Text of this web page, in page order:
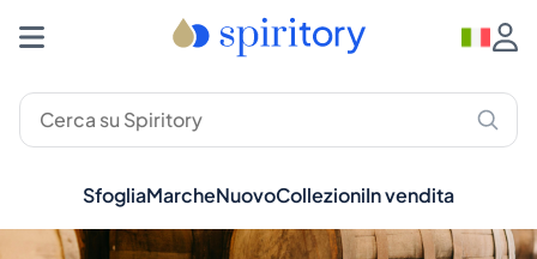
SfogliaMarcheNuovoCollezioniIn vendita